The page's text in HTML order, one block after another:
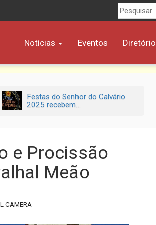
Procurar
por:
Notícias Eventos Diretório
Festas do Senhor do Calvário
2025 recebem...
e Procissão
Meão
CAMERA